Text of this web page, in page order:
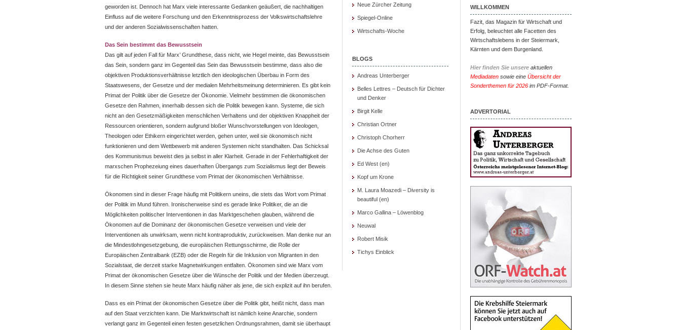
geworden ist. Dennoch hat Marx viele interessante Gedanken geäußert, die nachhaltigen
Einfluss auf die weitere Forschung und den Erkenntnisprozess der Volkswirtschaftslehre
und der anderen Sozialwissenschaften hatten.
Das Sein bestimmt das Bewusstsein
Das gilt auf jeden Fall für Marx’ Grundthese, dass nicht, wie Hegel meinte, das Bewusstsein
das Sein, sondern ganz im Gegenteil das Sein das Bewusstsein bestimme, dass also die
objektiven Produktionsverhältnisse letztlich den ideologischen Überbau in Form des
Staatswesens, der Gesetze und der medialen Mehrheitsmeinung determinieren. Es gibt kein
Primat der Politik über die Gesetze der Ökonomie. Vielmehr bestimmen die ökonomischen
Gesetze den Rahmen, innerhalb dessen sich die Politik bewegen kann. Systeme, die sich
nicht an den Gesetzmäßigkeiten menschlichen Verhaltens und der objektiven Knappheit der
Ressourcen orientieren, sondern aufgrund bloßer Wunschvorstellungen von Ideologen,
Theologen oder Ethikern eingerichtet werden, gehen unter, weil sie ökonomisch nicht
funktionieren und dem Wettbewerb mit anderen Systemen nicht standhalten. Das Schicksal
des Kommunismus beweist dies ja selbst in aller Klarheit. Gerade in der Fehlerhaftigkeit der
marxschen Prophezeiung eines dauerhaften Übergangs zum Sozialismus liegt der Beweis
für die Richtigkeit seiner Grundthese vom Primat der ökonomischen Verhältnisse.
Ökonomen sind in dieser Frage häufig mit Politikern uneins, die stets das Wort vom Primat
der Politik im Mund führen. Ironischerweise sind es gerade linke Politiker, die an die
Möglichkeiten politischer Interventionen in das Marktgeschehen glauben, während die
Ökonomen auf die Dominanz der ökonomischen Gesetze verweisen und viele der
Interventionen als unwirksam, wenn nicht kontraproduktiv, zurückweisen. Man denke nur an
die Mindestlohngesetzgebung, die europäischen Rettungsschirme, die Rolle der
Europäischen Zentralbank (EZB) oder die Regeln für die Inklusion von Migranten in den
Sozialstaat, die derzeit starke Magnetwirkungen entfalten. Ökonomen sind wie Marx vom
Primat der ökonomischen Gesetze über die Wünsche der Politik und der Medien überzeugt.
In diesem Sinne stehen sie heute Marx häufig näher als jene, die sich explizit auf ihn berufen.
Dass es ein Primat der ökonomischen Gesetze über die Politik gibt, heißt nicht, dass man
auf den Staat verzichten kann. Die Marktwirtschaft ist nämlich keine Anarchie, sondern
verlangt ganz im Gegenteil einen festen gesetzlichen Ordnungsrahmen, damit sie überhaupt
Neue Zürcher Zeitung
Spiegel-Online
Wirtschafts-Woche
BLOGS
Andreas Unterberger
Belles Lettres – Deutsch für Dichter
und Denker
Birgit Kelle
Christian Ortner
Christoph Chorherr
Die Achse des Guten
Ed West (en)
Kopf um Krone
M. Laura Moazedi – Diversity is
beautiful (en)
Marco Gallina – Löwenblog
Neuwal
Robert Misik
Tichys Einblick
WILLKOMMEN
Fazit, das Magazin für Wirtschaft und
Erfolg, beleuchtet alle Facetten des
Wirtschaftslebens in der Steiermark,
Kärnten und dem Burgenland.
Hier finden Sie unsere aktuellen
Mediadaten sowie eine Übersicht der
Sonderthemen für 2026 im PDF-Format.
ADVERTORIAL